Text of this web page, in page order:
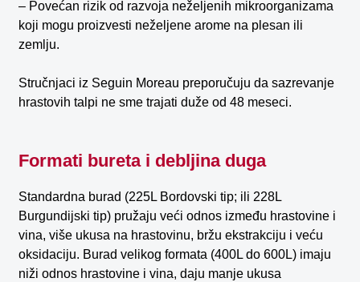
– Povećan rizik od razvoja neželjenih mikroorganizama
koji mogu proizvesti neželjene arome na plesan ili
zemlju.
Stručnjaci iz Seguin Moreau preporučuju da sazrevanje
hrastovih talpi ne sme trajati duže od 48 meseci.
Formati bureta i debljina duga
Standardna burad (225L Bordovski tip; ili 228L
Burgundijski tip) pružaju veći odnos između hrastovine i
vina, više ukusa na hrastovinu, bržu ekstrakciju i veću
oksidaciju. Burad velikog formata (400L do 600L) imaju
niži odnos hrastovine i vina, daju manje ukusa